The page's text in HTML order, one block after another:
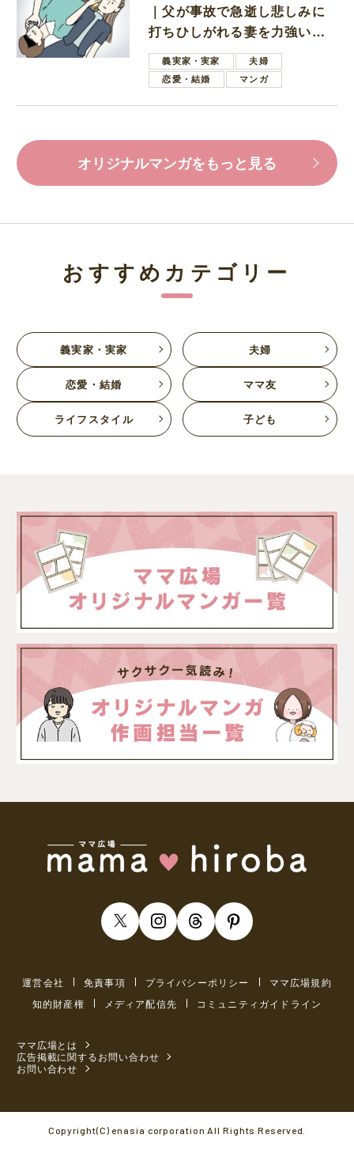
｜父が事故で急逝し悲しみに
打ちひしがれる妻を力強い言
葉で励ます夫
義実家・実家
夫婦
恋愛・結婚
マンガ
オリジナルマンガをもっと見る
おすすめカテゴリー
義実家・実家 夫婦
恋愛・結婚 ママ友
ライフスタイル 子ども
運営会社 免責事項 プライバシーポリシー
ママ広場規約
知的財産権
メディア配信先 コミュニティガイドライン
ママ広場とは
広告掲載に関するお問い合わせ
お問い合わせ
Copyright(C) enasia corporation All Rights Reserved.